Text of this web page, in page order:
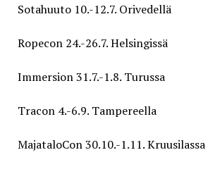
Sotahuuto 10.-12.7. Orivedellä
Ropecon 24.-26.7. Helsingissä
Immersion 31.7.-1.8. Turussa
Tracon 4.-6.9. Tampereella
MajataloCon 30.10.-1.11. Kruusilassa